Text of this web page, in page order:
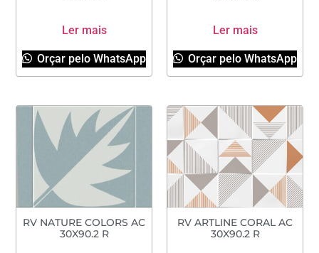
Ler mais
Orçar pelo WhatsApp
Ler mais
Orçar pelo WhatsApp
RV NATURE COLORS AC
30X90.2 R
RV ARTLINE CORAL AC
30X90.2 R